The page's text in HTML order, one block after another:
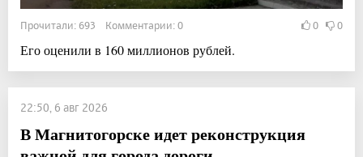
Прочитали: 693 Комментарии: 0 0 0
Его оценили в 160 миллионов рублей.
22:50, 6 авг 2026
В Магнитогорске идет реконструкция